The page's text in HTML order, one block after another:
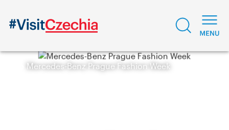
Mercedes-Benz Prague Fashion Week